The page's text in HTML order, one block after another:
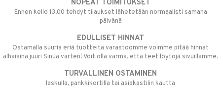
NOPEAT TOIMITUKSET
Ennen kello 13.00 tehdyt tilaukset lähetetään normaalisti samana
päivänä
EDULLISET HINNAT
Ostamalla suuria eriä tuotteita varastoomme voimme pitää hinnat
alhaisina juuri Sinua varten! Voit olla varma, että teet löytöjä sivuillamme.
TURVALLINEN OSTAMINEN
laskulla, pankkikortilla tai asiakastilin kautta